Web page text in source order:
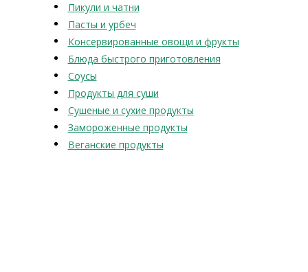
Пикули и чатни
Пасты и урбеч
Консервированные овощи и фрукты
Блюда быстрого приготовления
Соусы
Продукты для суши
Сушеные и сухие продукты
Замороженные продукты
Веганские продукты